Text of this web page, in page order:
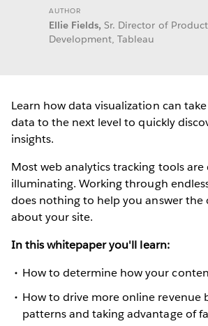
AUTHOR
Ellie Fields, Sr. Director of Product
Development, Tableau
Learn how data visualization can
data to the next level to quickly
insights.
Most web analytics tracking tools
illuminating. Working through
does nothing to help you answer the
about your site.
In this whitepaper you'll learn:
How to determine how your
How to drive more online revenue
patterns and taking advantage of